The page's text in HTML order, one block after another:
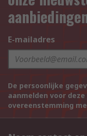
E-mailadres
De persoonlijke
aanmelden voor
overeenstemming